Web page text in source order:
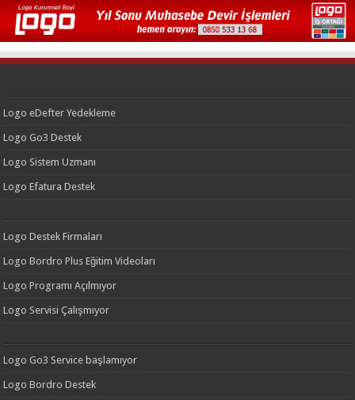
Logo eDefter Yedekleme
Logo Go3 Destek
Logo Sistem Uzmanı
Logo Efatura Destek
Logo Destek Firmaları
Logo Bordro Plus Eğitim Videoları
Logo Programı Açılmıyor
Logo Servisi Çalışmıyor
Logo Go3 Service başlamıyor
Logo Bordro Destek